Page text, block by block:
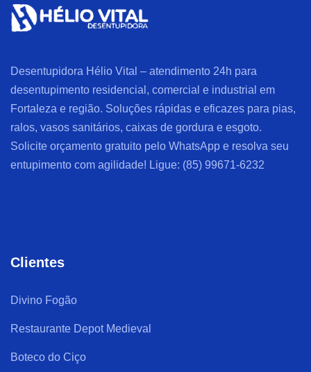
Desentupidora Hélio Vital – atendimento 24h para
desentupimento residencial, comercial e industrial em
Fortaleza e região. Soluções rápidas e eficazes para pias,
ralos, vasos sanitários, caixas de gordura e esgoto.
Solicite orçamento gratuito pelo WhatsApp e resolva seu
entupimento com agilidade! Ligue: (85) 99671-6232
Clientes
Divino Fogão
Restaurante Depot Medieval
Boteco do Ciço